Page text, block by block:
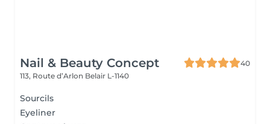
Nail & Beauty Concept
40
113, Route d’Arlon Belair L-1140
Sourcils
Eyeliner